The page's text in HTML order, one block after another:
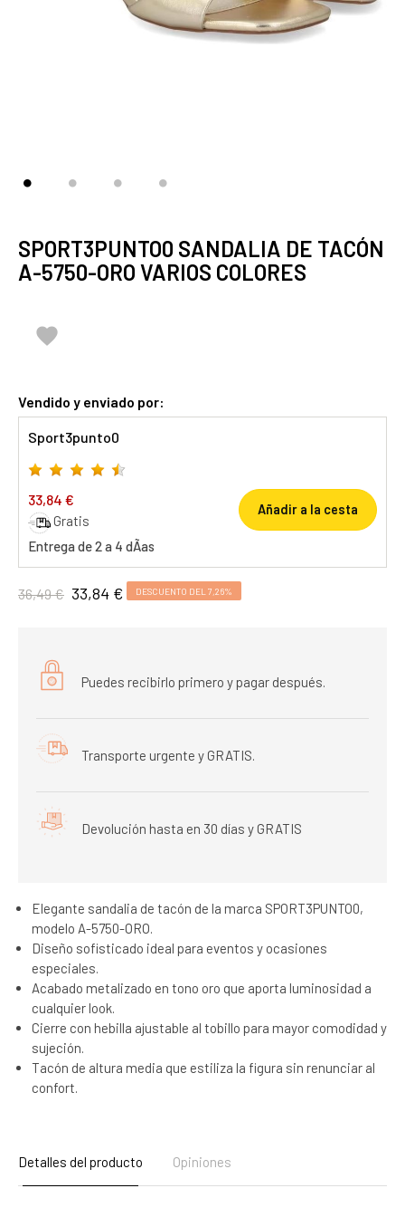
SPORT3PUNTO0 SANDALIA DE TACÓN
A-5750-ORO VARIOS COLORES

Vendido y enviado por:
Sport3punto0
33,84 €
Gratis
Entrega de 2 a 4 dÃ­as
Añadir a la cesta
36,49 € 33,84 € DESCUENTO DEL 7,26%
Puedes recibirlo primero y pagar después.
Transporte urgente y GRATIS.
Devolución hasta en 30 días y GRATIS
Elegante sandalia de tacón de la marca SPORT3PUNTO0,
modelo A-5750-ORO.
Diseño sofisticado ideal para eventos y ocasiones
especiales.
Acabado metalizado en tono oro que aporta luminosidad a
cualquier look.
Cierre con hebilla ajustable al tobillo para mayor comodidad y
sujeción.
Tacón de altura media que estiliza la figura sin renunciar al
confort.
Detalles del producto Opiniones